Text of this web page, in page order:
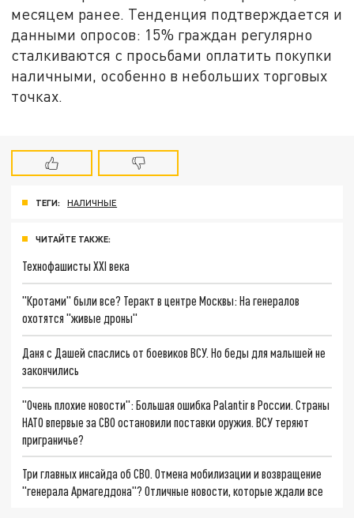
месяцем ранее. Тенденция подтверждается и
данными опросов: 15% граждан регулярно
сталкиваются с просьбами оплатить покупки
наличными, особенно в небольших торговых
точках.
ТЕГИ: НАЛИЧНЫЕ
ЧИТАЙТЕ ТАКЖЕ:
Технофашисты XXI века
"Кротами" были все? Теракт в центре Москвы: На генералов
охотятся "живые дроны"
Даня с Дашей спаслись от боевиков ВСУ. Но беды для малышей не
закончились
"Очень плохие новости": Большая ошибка Palantir в России. Страны
НАТО впервые за СВО остановили поставки оружия. ВСУ теряют
приграничье?
Три главных инсайда об СВО. Отмена мобилизации и возвращение
"генерала Армагеддона"? Отличные новости, которые ждали все